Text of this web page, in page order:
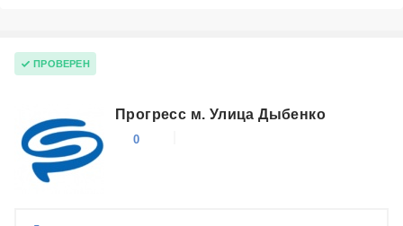
Категория
ПРОВЕРЕН
Прогресс м. Улица Дыбенко
0